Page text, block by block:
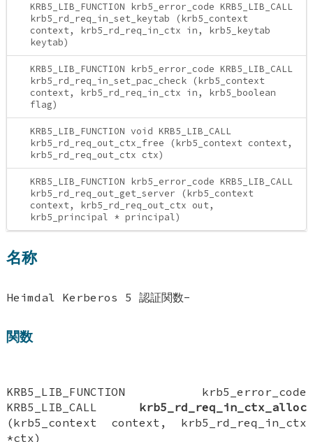
KRB5_LIB_FUNCTION krb5_error_code KRB5_LIB_CALL
krb5_rd_req_in_set_keytab (krb5_context
context, krb5_rd_req_in_ctx in, krb5_keytab
keytab)
KRB5_LIB_FUNCTION krb5_error_code KRB5_LIB_CALL
krb5_rd_req_in_set_pac_check (krb5_context
context, krb5_rd_req_in_ctx in, krb5_boolean
flag)
KRB5_LIB_FUNCTION void KRB5_LIB_CALL
krb5_rd_req_out_ctx_free (krb5_context context,
krb5_rd_req_out_ctx ctx)
KRB5_LIB_FUNCTION krb5_error_code KRB5_LIB_CALL
krb5_rd_req_out_get_server (krb5_context
context, krb5_rd_req_out_ctx out,
krb5_principal * principal)
名称
Heimdal Kerberos 5 認証関数-
関数
KRB5_LIB_FUNCTION krb5_error_code
KRB5_LIB_CALL krb5_rd_req_in_ctx_alloc
(krb5_context context, krb5_rd_req_in_ctx
*ctx)